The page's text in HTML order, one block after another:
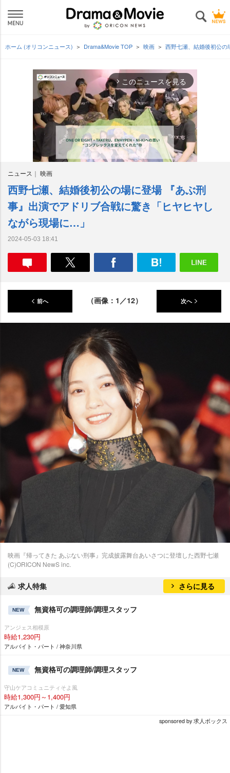
ホーム (オリコンニュース) Drama&Movie TOP 映画 西野七瀬、結婚後初公
arrow_forward_ios このニュースを見る
M
ニュース 映画
西野七瀬、結婚後初公の場に登場 『あぶ刑
事』出演でアドリブ合戦に驚き「ヒヤヒヤし
ながら現場に…」
2024-05-03 18:41
前へ （画像：1／12） 次へ
映画『帰ってきた あぶない刑事』完成披露舞台あいさつに登壇した西野七瀬
(C)ORICON NewS inc.
求人特集 さらに見る
NEW 無資格可の調理師/調理スタッフ
アンジェス相模原
時給1,230円
アルバイト・パート / 神奈川県
NEW 無資格可の調理師/調理スタッフ
守山ケアコミュニティそよ風
時給1,300円～1,400円
アルバイト・パート / 愛知県
sponsored by 求人ボックス